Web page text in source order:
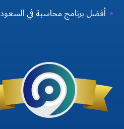
أفضل برنامج محاسبة في